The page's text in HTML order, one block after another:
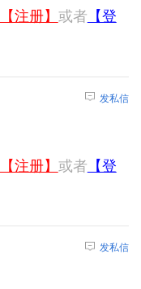
【注册】 或者 【登
发私信
【注册】 或者 【登
发私信